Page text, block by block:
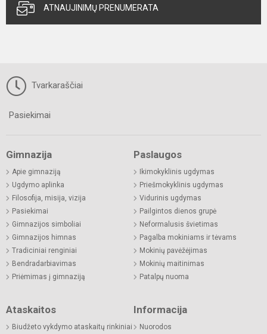
ATNAUJINIMŲ PRENUMERATA
Tvarkaraščiai
Pasiekimai
Gimnazija
Apie gimnaziją
Ugdymo aplinka
Filosofija, misija, vizija
Pasiekimai
Gimnazijos simboliai
Gimnazijos himnas
Tradiciniai renginiai
Bendradarbiavimas
Priėmimas į gimnaziją
Paslaugos
Ikimokyklinis ugdymas
Priešmokyklinis ugdymas
Vidurinis ugdymas
Pailgintos dienos grupė
Neformalusis švietimas
Pagalba mokiniams ir tėvams
Mokinių pavėžėjimas
Mokinių maitinimas
Patalpų nuoma
Ataskaitos
Biudžeto vykdymo ataskaitų rinkiniai
Informacija
Nuorodos